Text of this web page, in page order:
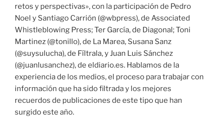
retos y perspectivas», con la participación de Pedro
Noel y Santiago Carrión (@wbpress), de Associated
Whistleblowing Press; Ter García, de Diagonal; Toni
Martinez (@tonillo), de La Marea, Susana Sanz
(@suysulucha), de Fíltrala, y Juan Luis Sánchez
(@juanlusanchez), de eldiario.es. Hablamos de la
experiencia de los medios, el proceso para trabajar con
información que ha sido filtrada y los mejores
recuerdos de publicaciones de este tipo que han
surgido este año.